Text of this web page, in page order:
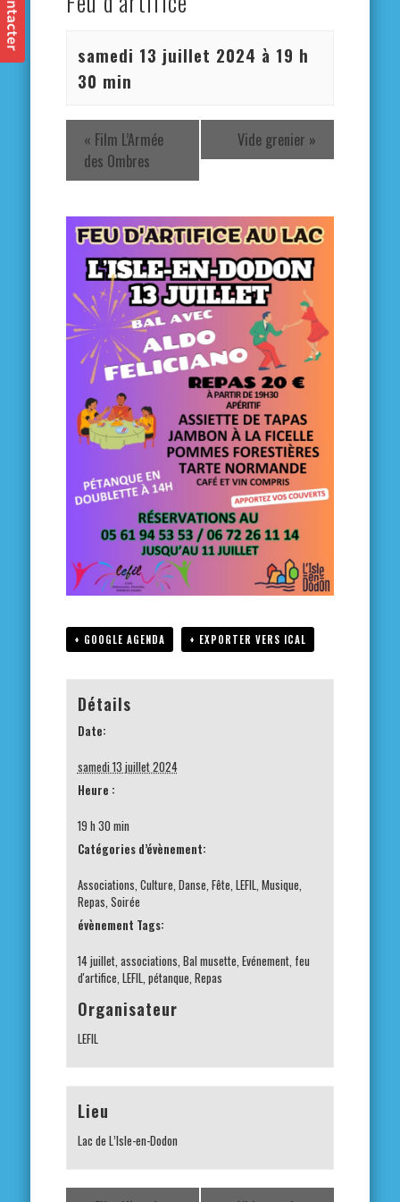
samedi 13 juillet 2024 à 19 h
30 min
« Film L’Armée
des Ombres
Vide grenier »
+ GOOGLE AGENDA + EXPORTER VERS ICAL
Détails
Date:
samedi 13 juillet 2024
Heure :
19 h 30 min
Catégories d’évènement:
Associations, Culture, Danse, Fête, LEFIL, Musique,
Repas, Soirée
évènement Tags:
14 juillet, associations, Bal musette, Evénement, feu
d'artifice, LEFIL, pétanque, Repas
Organisateur
LEFIL
Lieu
Lac de L’Isle-en-Dodon